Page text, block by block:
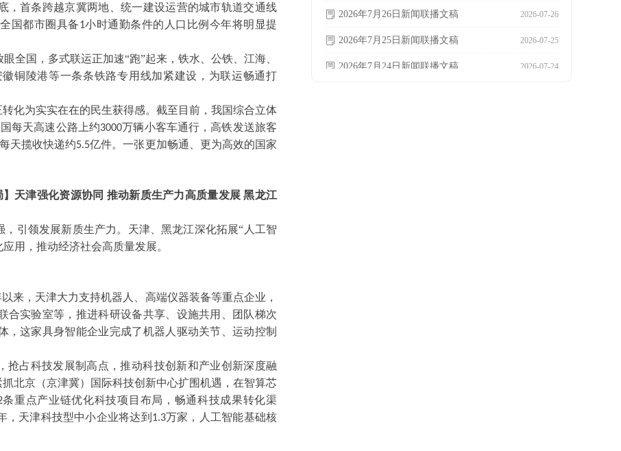
，首条跨越京冀两地、统一建设运营的城市轨道交通线
国都市圈具备1小时通勤条件的人口比例今年将明显提
全国，多式联运正加速“跑”起来，铁水、公铁、江海、
铜陵港等一条条铁路专用线加紧建设，为联运畅通打
化为实实在在的民生获得感。截至目前，我国综合立体
每天高速公路上约3000万辆小客车通行，高铁发送旅客
天揽收快递约5.5亿件。一张更加畅通、更为高效的国家
】天津强化资源协同 推动新质生产力高质量发展 黑龙江
引领发展新质生产力。天津、黑龙江深化拓展“人工智
用，推动经济社会高质量发展。
来，天津大力支持机器人、高端仪器装备等重点企业，
合实验室等，推进科研设备共享、设施共用、团队梯次
这家具身智能企业完成了机器人驱动关节、运动控制
抢占科技发展制高点，推动科技创新和产业创新深度融
北京（京津冀）国际科技创新中心扩围机遇，在智算芯
条重点产业链优化科技项目布局，畅通科技成果转化渠
，天津科技型中小企业将达到 1.3万家，人工智能基础核
2026-07-26
ꂓ 2026年7月26日新闻联播文稿
2026-07-25
ꂓ 2026年7月25日新闻联播文稿
2026-07-24
ꂓ 2026年7月24日新闻联播文稿